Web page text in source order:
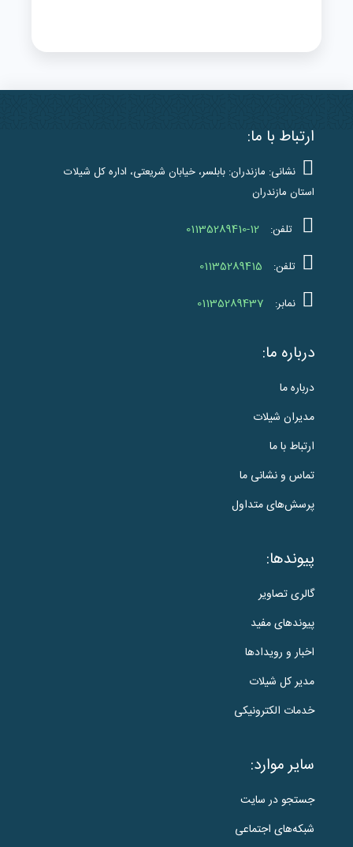
ارتباط با ما:
نشانی: مازندران: بابلسر، خیابان شریعتی، اداره کل شیلات
استان مازندران
تلفن: 01135289410-12
تلفن: 01135289415
نمابر: 01135289437
درباره ما:
درباره ما
مدیران شیلات
ارتباط با ما
تماس و نشانی ما
پرسش‌های متداول
پیوندها:
گالری تصاویر
پیوندهای مفید
اخبار و رویدادها
مدیر کل شیلات
خدمات الکترونیکی
سایر موارد:
جستجو در سایت
شبکه‌های اجتماعی